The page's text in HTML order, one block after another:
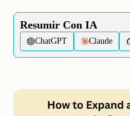
Resumir Con IA
ChatGPT Claude